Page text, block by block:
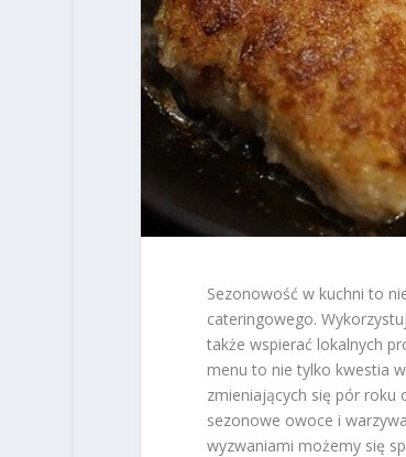
Sezonowość w kuchni to
cateringowego.
także wspierać lokalnych
menu to nie tylko kwestia
zmieniających się pór roku
sezonowe owoce i
wyzwaniami możemy się